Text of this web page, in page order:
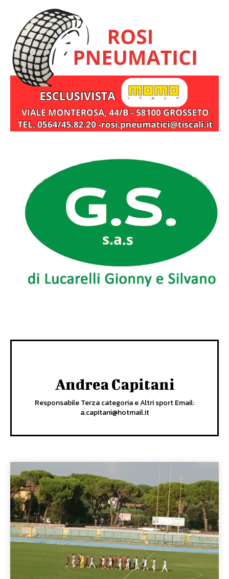
Andrea Capitani
Responsabile Terza categoria e Altri sport Email:
a.capitani@hotmail.it